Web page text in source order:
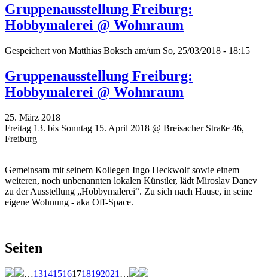
Gruppenausstellung Freiburg:
Hobbymalerei @ Wohnraum
Gespeichert von Matthias Boksch am/um So, 25/03/2018 - 18:15
Gruppenausstellung Freiburg:
Hobbymalerei @ Wohnraum
25. März 2018
Freitag 13. bis Sonntag 15. April 2018 @ Breisacher Straße 46,
Freiburg
Gemeinsam mit seinem Kollegen Ingo Heckwolf sowie einem
weiteren, noch unbenannten lokalen Künstler, lädt Miroslav Danev
zu der Ausstellung „Hobbymalerei“. Zu sich nach Hause, in seine
eigene Wohnung - aka Off-Space.
Seiten
…131415161718192021…